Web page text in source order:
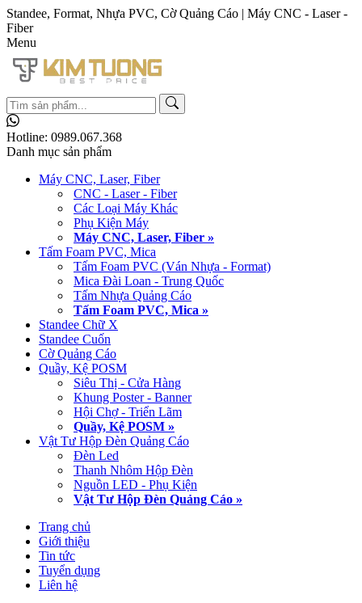
Standee, Format, Nhựa PVC, Cờ Quảng Cáo | Máy CNC - Laser -
Fiber
Menu
Hotline: 0989.067.368
Danh mục sản phẩm
Máy CNC, Laser, Fiber
CNC - Laser - Fiber
Các Loại Máy Khác
Phụ Kiện Máy
Máy CNC, Laser, Fiber »
Tấm Foam PVC, Mica
Tấm Foam PVC (Ván Nhựa - Format)
Mica Đài Loan - Trung Quốc
Tấm Nhựa Quảng Cáo
Tấm Foam PVC, Mica »
Standee Chữ X
Standee Cuốn
Cờ Quảng Cáo
Quầy, Kệ POSM
Siêu Thị - Cửa Hàng
Khung Poster - Banner
Hội Chợ - Triển Lãm
Quầy, Kệ POSM »
Vật Tư Hộp Đèn Quảng Cáo
Đèn Led
Thanh Nhôm Hộp Đèn
Nguồn LED - Phụ Kiện
Vật Tư Hộp Đèn Quảng Cáo »
Trang chủ
Giới thiệu
Tin tức
Tuyển dụng
Liên hệ